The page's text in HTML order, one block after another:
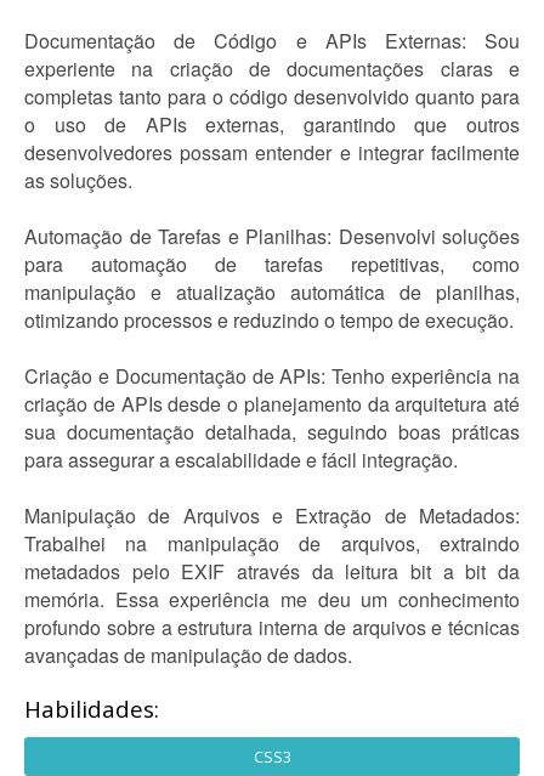
Documentação de Código e APIs Externas: Sou
experiente na criação de documentações claras e
completas tanto para o código desenvolvido quanto para
o uso de APIs externas, garantindo que outros
desenvolvedores possam entender e integrar facilmente
as soluções.
Automação de Tarefas e Planilhas: Desenvolvi soluções
para automação de tarefas repetitivas, como
manipulação e atualização automática de planilhas,
otimizando processos e reduzindo o tempo de execução.
Criação e Documentação de APIs: Tenho experiência na
criação de APIs desde o planejamento da arquitetura até
sua documentação detalhada, seguindo boas práticas
para assegurar a escalabilidade e fácil integração.
Manipulação de Arquivos e Extração de Metadados:
Trabalhei na manipulação de arquivos, extraindo
metadados pelo EXIF através da leitura bit a bit da
memória. Essa experiência me deu um conhecimento
profundo sobre a estrutura interna de arquivos e técnicas
avançadas de manipulação de dados.
Habilidades:
CSS3